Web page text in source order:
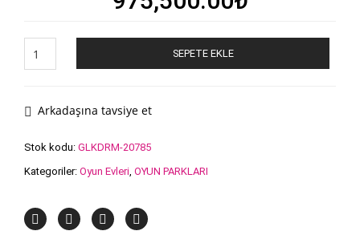
Mantar
adet
SEPETE EKLE
Arkadaşına tavsiye et
Stok kodu: GLKDRM-20785
Kategoriler: Oyun Evleri OYUN PARKLARI